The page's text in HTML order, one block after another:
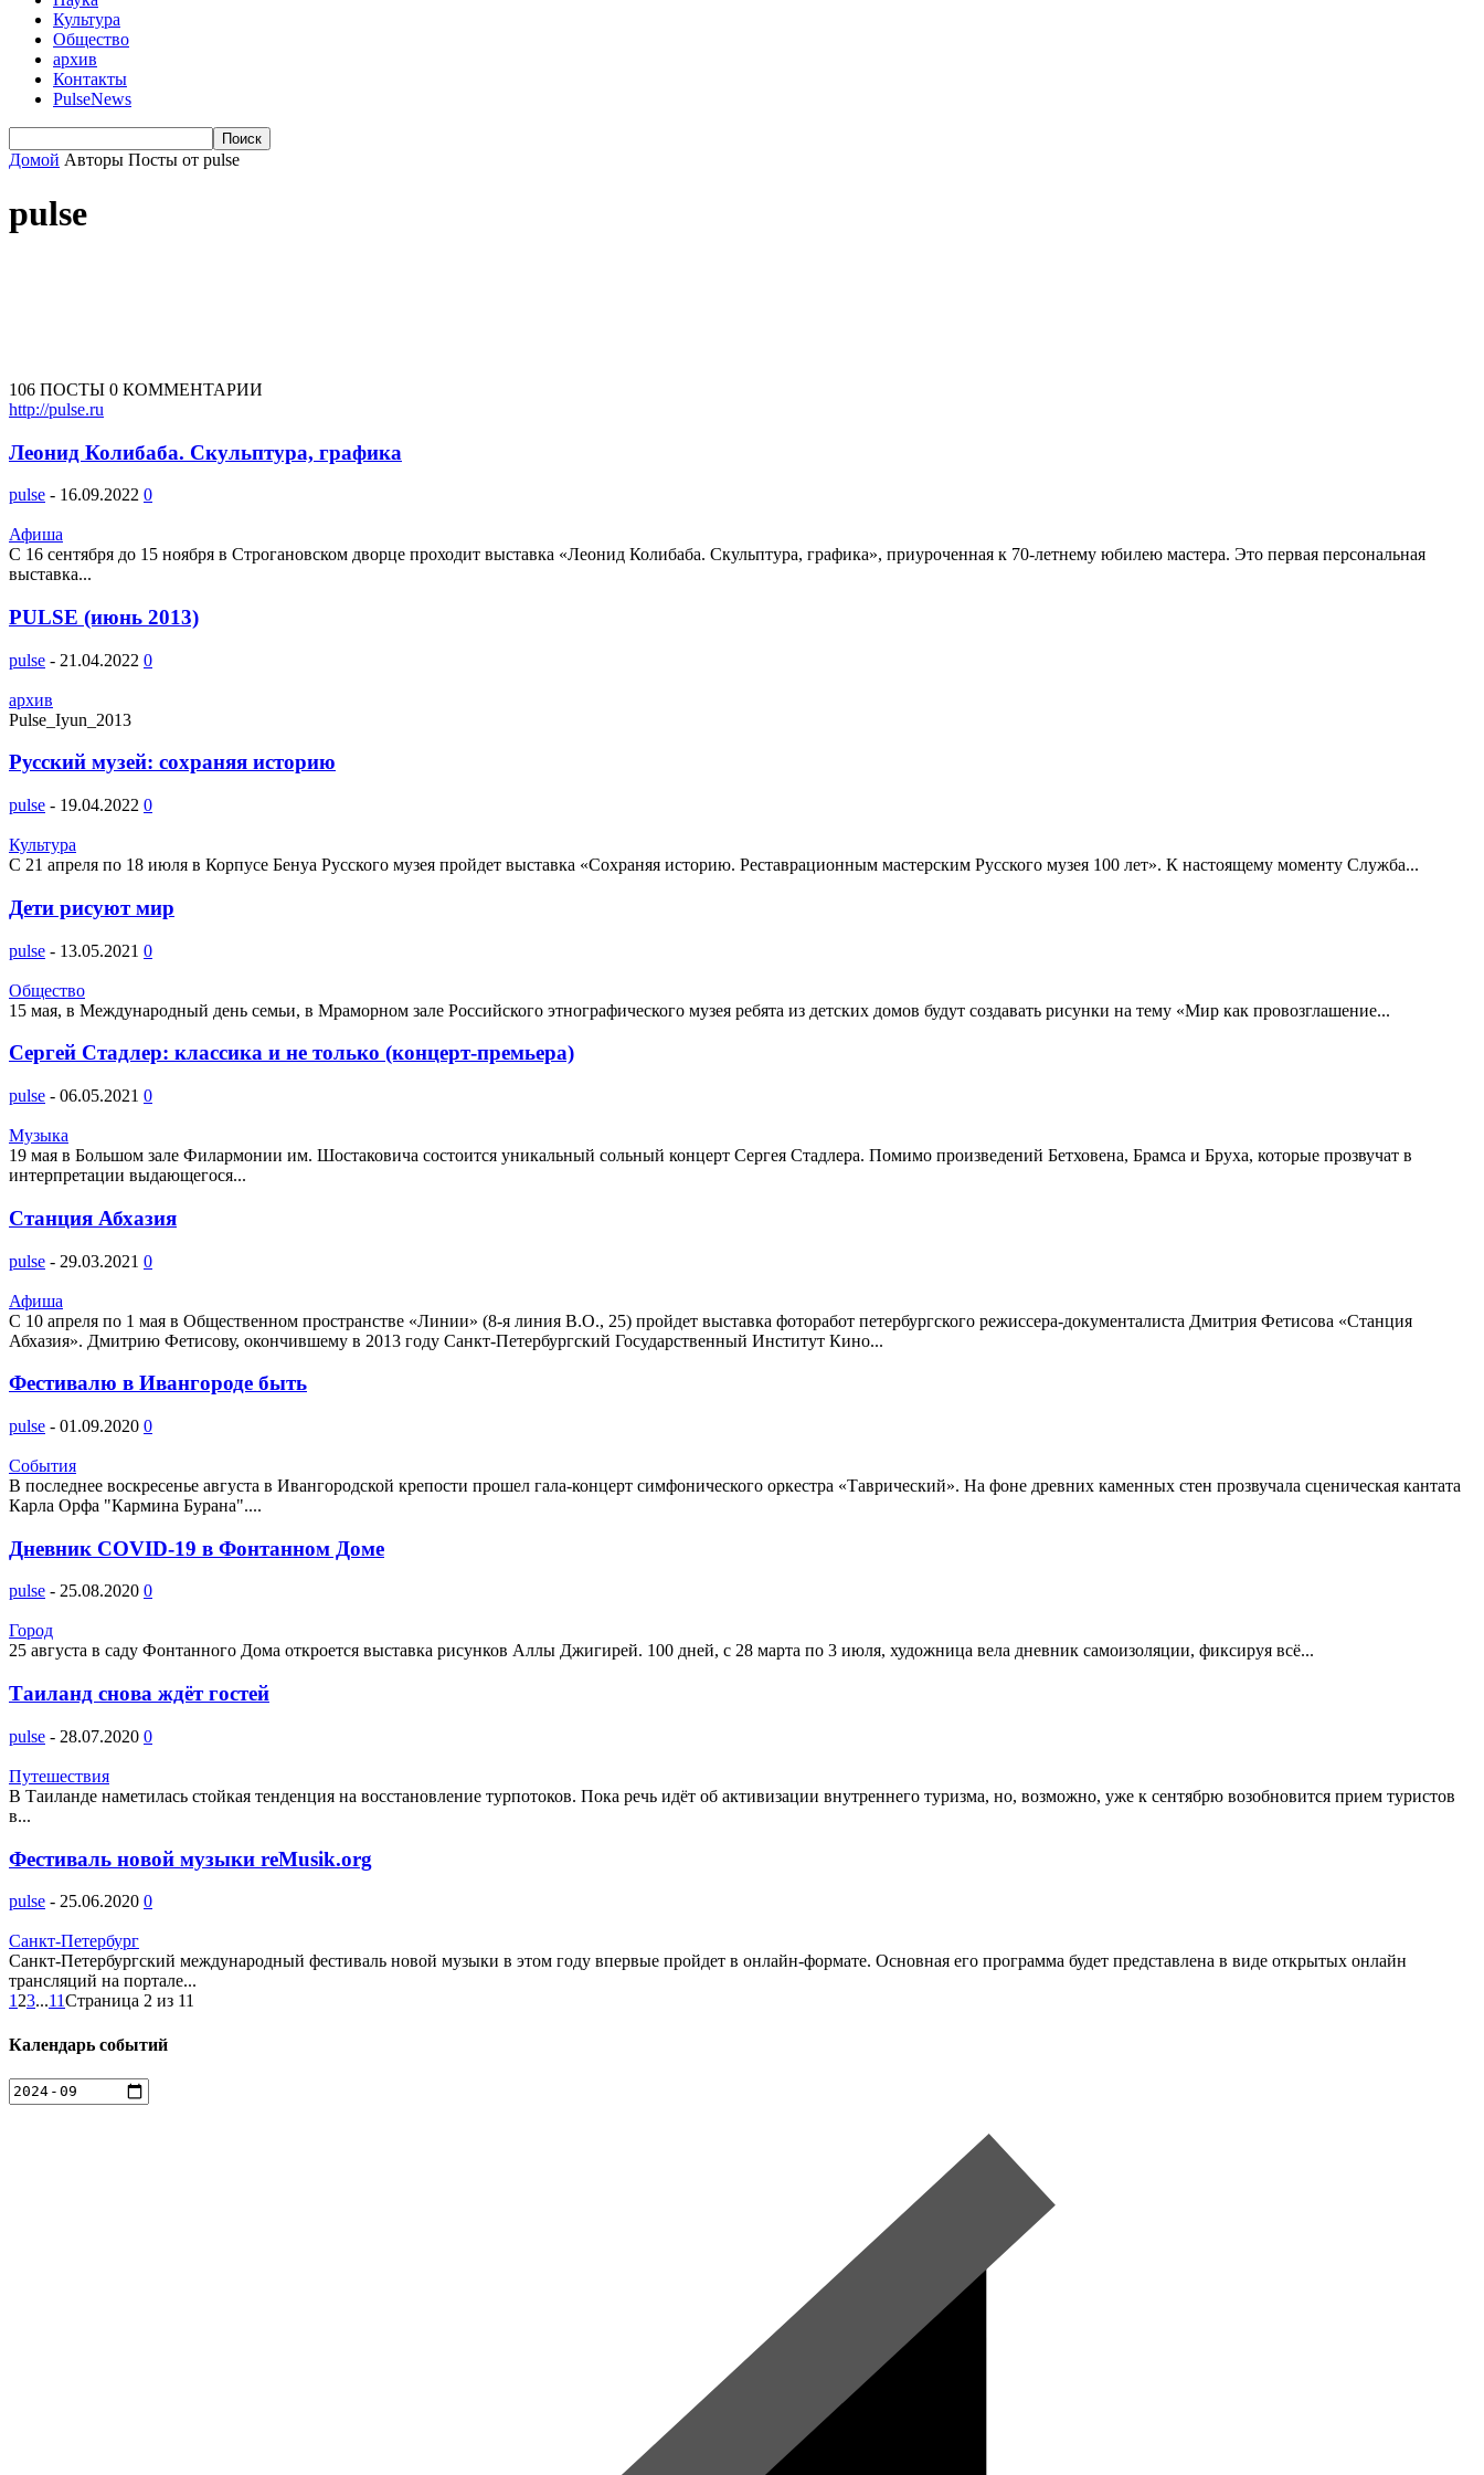
Культура
Общество
архив
Контакты
PulseNews
Домой Авторы Посты от pulse
pulse
106 ПОСТЫ 0 КОММЕНТАРИИ
http://pulse.ru
Леонид Колибаба. Скульптура, графика
pulse - 16.09.2022 0
Афиша
С 16 сентября до 15 ноября в Строгановском дворце проходит выставка «Леонид Колибаба. Скульптура, графика», приуроченная к 70-летнему юбилею мастера. Это первая персональная
выставка...
PULSE (июнь 2013)
pulse - 21.04.2022 0
архив
Pulse_Iyun_2013
Русский музей: сохраняя историю
pulse - 19.04.2022 0
Культура
С 21 апреля по 18 июля в Корпусе Бенуа Русского музея пройдет выставка «Сохраняя историю. Реставрационным мастерским Русского музея 100 лет». К настоящему моменту Служба...
Дети рисуют мир
pulse - 13.05.2021 0
Общество
15 мая, в Международный день семьи, в Мраморном зале Российского этнографического музея ребята из детских домов будут создавать рисунки на тему «Мир как провозглашение...
Сергей Стадлер: классика и не только (концерт-премьера)
pulse - 06.05.2021 0
Музыка
19 мая в Большом зале Филармонии им. Шостаковича состоится уникальный сольный концерт Сергея Стадлера. Помимо произведений Бетховена, Брамса и Бруха, которые прозвучат в
интерпретации выдающегося...
Станция Абхазия
pulse - 29.03.2021 0
Афиша
C 10 апреля по 1 мая в Общественном пространстве «Линии» (8-я линия В.О., 25) пройдет выставка фоторабот петербургского режиссера-документалиста Дмитрия Фетисова «Станция
Абхазия». Дмитрию Фетисову, окончившему в 2013 году Санкт-Петербургский Государственный Институт Кино...
Фестивалю в Ивангороде быть
pulse - 01.09.2020 0
События
В последнее воскресенье августа в Ивангородской крепости прошел гала-концерт симфонического оркестра «Таврический». На фоне древних каменных стен прозвучала сценическая кантата
Карла Орфа "Кармина Бурана"....
Дневник COVID-19 в Фонтанном Доме
pulse - 25.08.2020 0
Город
25 августа в саду Фонтанного Дома откроется выставка рисунков Аллы Джигирей. 100 дней, с 28 марта по 3 июля, художница вела дневник самоизоляции, фиксируя всё...
Таиланд снова ждёт гостей
pulse - 28.07.2020 0
Путешествия
В Таиланде наметилась стойкая тенденция на восстановление турпотоков. Пока речь идёт об активизации внутреннего туризма, но, возможно, уже к сентябрю возобновится прием туристов
в...
Фестиваль новой музыки reMusik.org
pulse - 25.06.2020 0
Санкт-Петербург
Санкт-Петербургский международный фестиваль новой музыки в этом году впервые пройдет в онлайн-формате. Основная его программа будет представлена в виде открытых онлайн
трансляций на портале...
1 23...11Страница 2 из 11
Календарь событий